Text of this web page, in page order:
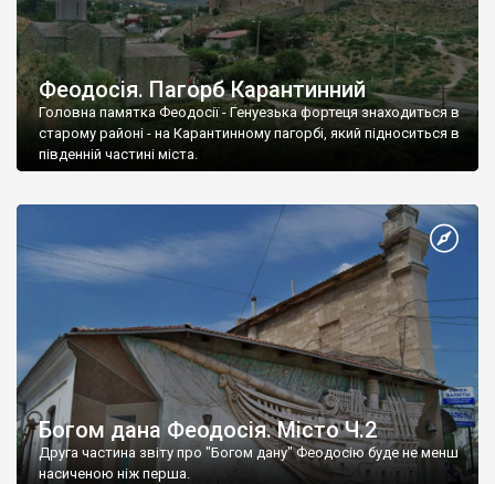
Феодосія. Пагорб Карантинний
Головна памятка Феодосії - Генуезька фортеця знаходиться в
старому районі - на Карантинному пагорбі, який підноситься в
південній частині міста.
Богом дана Феодосія. Місто Ч.2
Друга частина звіту про "Богом дану" Феодосію буде не менш
насиченою ніж перша.